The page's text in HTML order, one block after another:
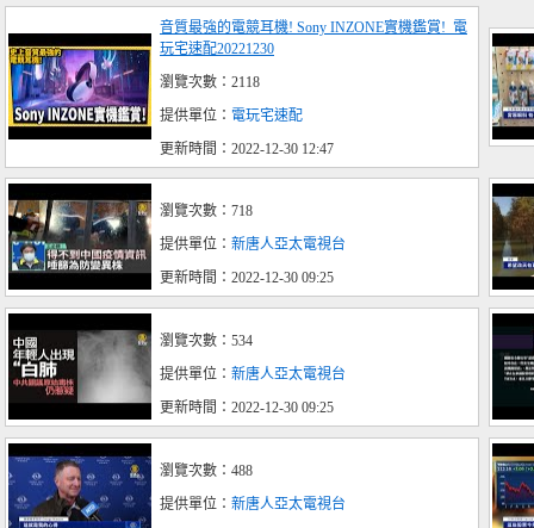
音質最強的電競耳機! Sony INZONE實機鑑賞!_電
玩宅速配20221230
瀏覽次數：2118
提供單位： 電玩宅速配
更新時間：2022-12-30 12:47
瀏覽次數：718
提供單位： 新唐人亞太電視台
更新時間：2022-12-30 09:25
瀏覽次數：534
提供單位： 新唐人亞太電視台
更新時間：2022-12-30 09:25
瀏覽次數：488
提供單位： 新唐人亞太電視台